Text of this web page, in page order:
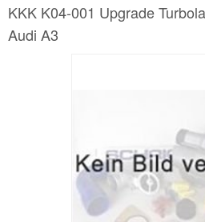
KKK K04-001 Upgrade
Audi A3